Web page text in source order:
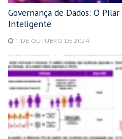
Governança de Dados: O
Inteligente
1 DE OUTUBRO DE 2024